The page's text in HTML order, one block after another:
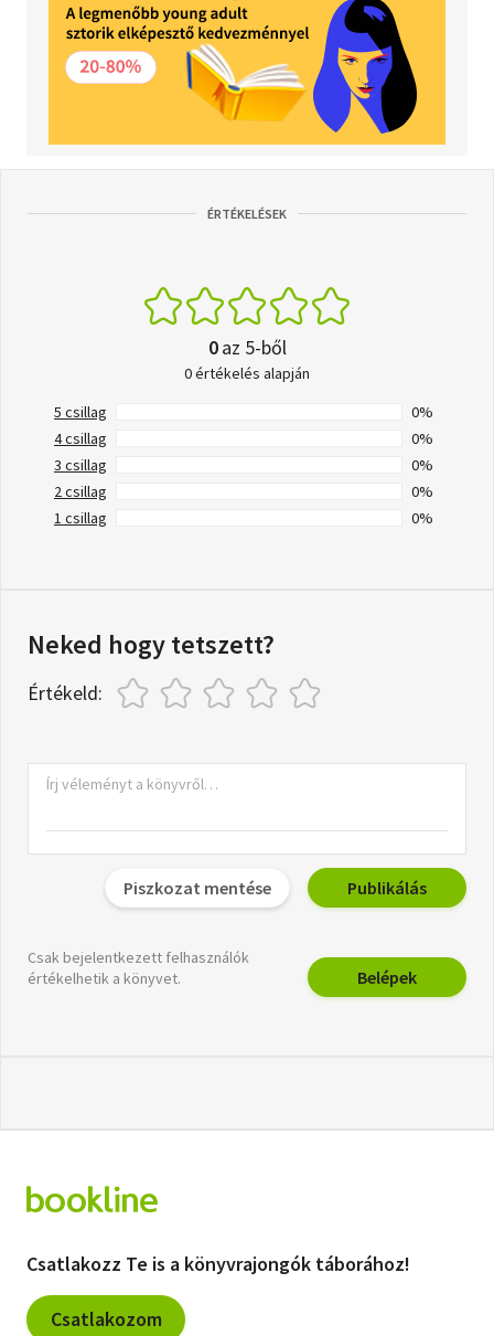
ÉRTÉKELÉSEK
0az 5-ből
0 értékelés alapján
5 csillag
0%
4 csillag
0%
3 csillag
0%
2 csillag
0%
1 csillag
0%
Neked hogy tetszett?
Értékeld:
Piszkozat mentése Publikálás
Csak bejelentkezett felhasználók
értékelhetik a könyvet.
Belépek
Csatlakozz Te is a könyvrajongók táborához!
Csatlakozom